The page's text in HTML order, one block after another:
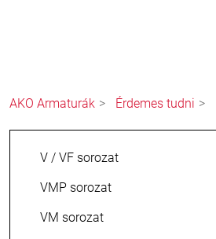
AKO Armaturák Érdemes tudni
V / VF sorozat
VMP sorozat
VM sorozat